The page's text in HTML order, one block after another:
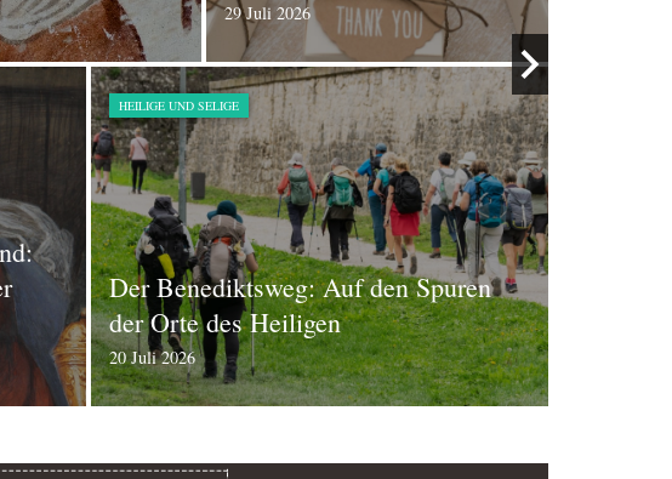
29 Juli 2026
HEILIGE UND SELIGE
Der Benediktsweg: Auf den Spuren
der Orte des Heiligen
20 Juli 2026